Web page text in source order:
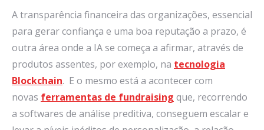
A transparência financeira das organizações, essencial
para gerar confiança e uma boa reputação a prazo, é
outra área onde a IA se começa a afirmar, através de
produtos assentes, por exemplo, na tecnologia
Blockchain. E o mesmo está a acontecer com
novas ferramentas de fundraising que, recorrendo
a softwares de análise preditiva, conseguem escalar e